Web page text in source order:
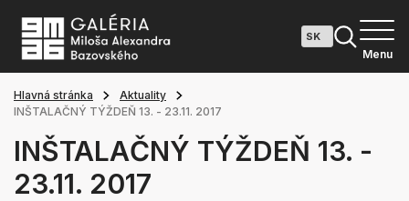
Menu
Hlavná stránka
Aktuality
INŠTALAČNÝ TÝŽDEŇ 13. - 23.11. 2017
INŠTALAČNÝ TÝŽDEŇ 13. -
23.11. 2017